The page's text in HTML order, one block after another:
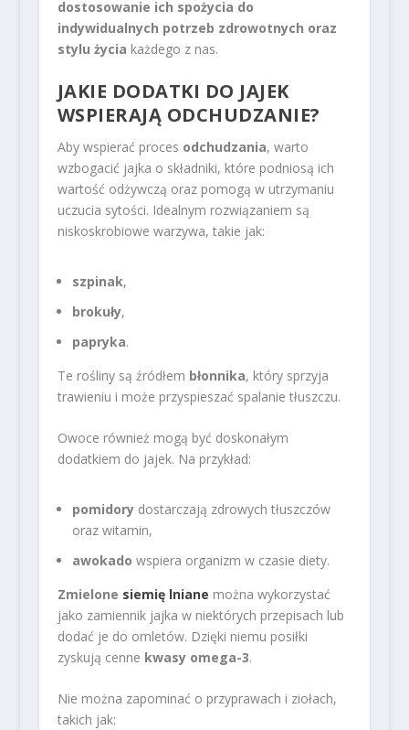
dostosowanie ich spożycia do
indywidualnych potrzeb zdrowotnych oraz
stylu życia każdego z nas.
JAKIE DODATKI DO JAJEK
WSPIERAJĄ ODCHUDZANIE?
Aby wspierać proces odchudzania, warto
wzbogacić jajka o składniki, które podniosą ich
wartość odżywczą oraz pomogą w utrzymaniu
uczucia sytości. Idealnym rozwiązaniem są
niskoskrobiowe warzywa, takie jak:
szpinak,
brokuły,
papryka.
Te rośliny są źródłem błonnika, który sprzyja
trawieniu i może przyspieszać spalanie tłuszczu.
Owoce również mogą być doskonałym
dodatkiem do jajek. Na przykład:
pomidorydostarczają zdrowych tłuszczów
oraz witamin,
awokado wspiera organizm w czasie diety.
Zmielone siemię lniane można wykorzystać
jako zamiennik jajka w niektórych przepisach lub
dodać je do omletów. Dzięki niemu posiłki
zyskują cenne kwasy omega-3.
Nie można zapominać o przyprawach i ziołach,
takich jak: